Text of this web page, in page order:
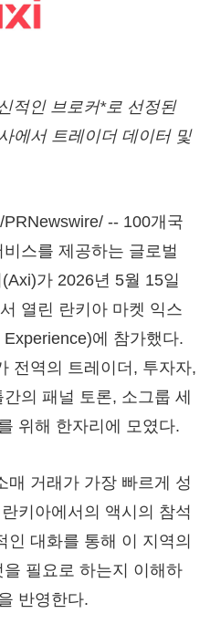
적인 브로커*로 선정된
에서 트레이더 데이터 및
/PRNewswire/ -- 100개국
스를 제공하는 글로벌
가 2026년 5월 15일
열린 란키아 마켓 익스
에 참가했다.
전역의 트레이더, 투자자,
의 패널 토론, 소그룹 세
위해 한자리에 모였다.
매 거래가 가장 빠르게 성
키아에서의 액시의 참석
대화를 통해 이 지역의
필요로 하는지 이해하
반영한다.